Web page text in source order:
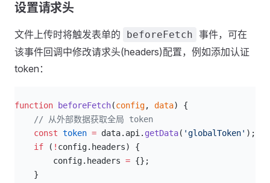
设置请求头
文件上传时将触发表单的 beforeFetch 事件，可在
该事件回调中修改请求头(headers)配置，例如添加认证
token：
function beforeFetch(config, data) {
    // 从外部数据获取全局 token
    const
token = data.api. getData( 'globalToken' );
    if
( ! config.headers) {
        config.headers
= {};
    }